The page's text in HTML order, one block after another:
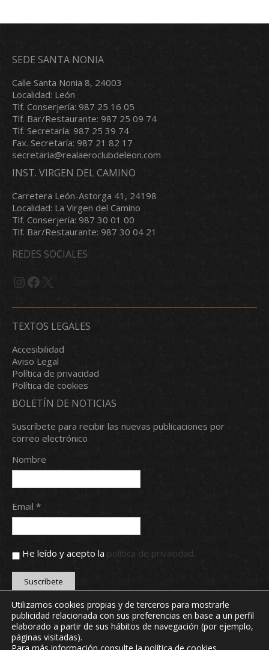
SEDE SANTA NONIA
Calle Santa Nonia 8, 24003
Localidad: León
Tlf. Conserjería: 987 25 16 05
Tlf. Bar/Restaurante: 987 25 09 74
Tlf. Secretaría: 987 25 39 74
Fax. Secretaría: 987 21 82 17
secretaria@realaeroclubdeleon.com
INST. VIRGEN DEL CAMINO
Carretera León-Astorga 41, 24198
Localidad: La Virgen del Camino
Tlf. Conserjería: 987 30 01 00
Tlf. Bar/Restaurante: 987 30 04 21
REDES SOCIALES
Instagram
Facebook
X
TEXTOS LEGALES
Accesibilidad
Aviso Legal
Política de privacidad
Política de cookies
BOLETÍN DE NOTICIAS
Suscríbete para recibir las nuevas publicaciones por
correo electrónico
Nombre
Email *
He leído y acepto la política de privacidad.
Copyright © 2024 Real Aero Club de León. Todos los
derechos reservados.
webmaster@realaeroclubdeleon.com
Utilizamos cookies propias y de terceros para mostrarle
publicidad relacionada con sus preferencias en base a un perfil
elaborado a partir de sus hábitos de navegación (por ejemplo,
páginas visitadas).